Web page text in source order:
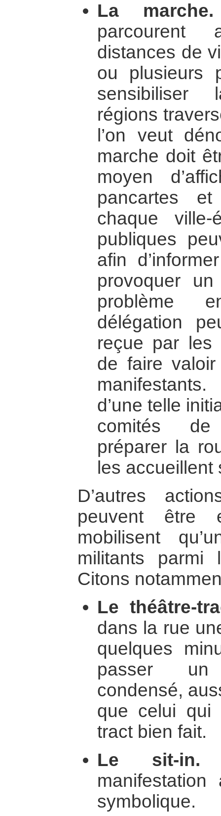
La marche.
parcourent
distances de
ou plusieurs
sensibiliser
régions
l’on veut
marche doit
moyen
pancartes
chaque ville-
publiques
afin
provoquer
problème
délégation
reçue par les
de faire
d’une telle
comités
préparer la
les
D’autres
peuvent être
mobilisent
militants parmi
Citons
Le théâtre-
dans la rue
quelques
passer un
condensé,
que celui qui
tract bien fait.
Le sit-in.
symbolique.